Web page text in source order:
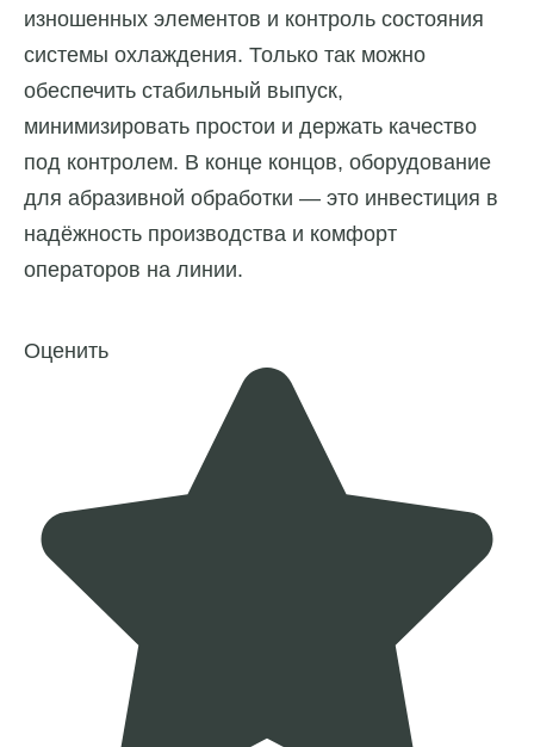
изношенных элементов и контроль состояния
системы охлаждения. Только так можно
обеспечить стабильный выпуск,
минимизировать простои и держать качество
под контролем. В конце концов, оборудование
для абразивной обработки — это инвестиция в
надёжность производства и комфорт
операторов на линии.
Оценить